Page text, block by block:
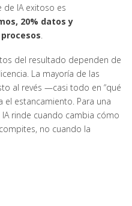
IA exitoso es
20% datos y
.
del resultado dependen de
La mayoría de las
al revés —casi todo en “qué
estancamiento. Para una
rinde cuando cambia cómo
no cuando la